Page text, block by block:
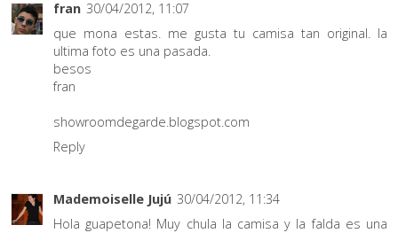
fran 30/04/2012, 11:07
que mona estas. me gusta tu camisa tan original. la
ultima foto es una pasada.
besos
fran
showroomdegarde.blogspot.com
Reply
Mademoiselle Jujú 30/04/2012, 11:34
Hola guapetona! Muy chula la camisa y la falda es una